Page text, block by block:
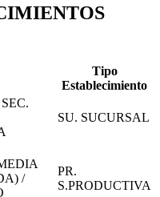
Tipo
Establecimiento
SU. SUCURSAL
/
PR.
S.PRODUCTIVA